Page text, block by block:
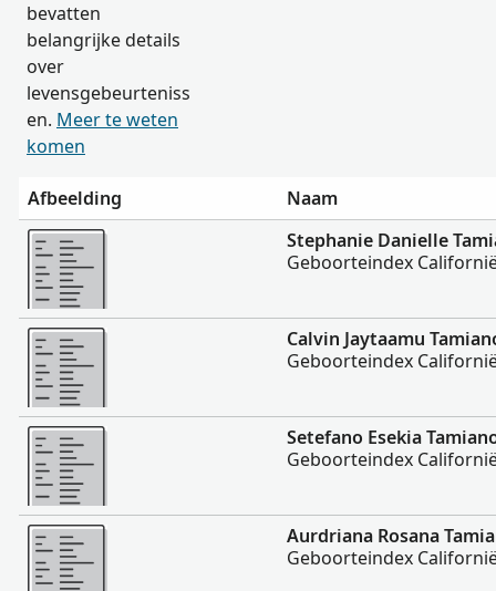
bevatten
belangrijke details
over
levensgebeurteniss
en. Meer te weten
komen
Afbeelding
Naam
Meer
Stephanie Danielle
Geboorteindex
Meer
Calvin Jaytaamu
Geboorteindex
Meer
Setefano Esekia
Geboorteindex
Meer
Aurdriana Rosana
Geboorteindex